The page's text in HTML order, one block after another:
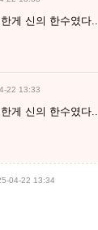
게 신의 한수였다..
22 13:33
게 신의 한수였다..
04-22 13:34